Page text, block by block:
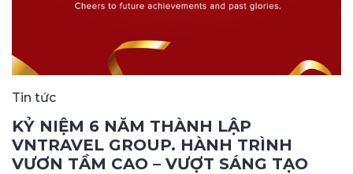
Tin tức
KỶ NIỆM 6 NĂM THÀNH LẬP
VNTRAVEL GROUP. HÀNH TRÌNH
VƯƠN TẦM CAO – VƯỢT SÁNG TẠO